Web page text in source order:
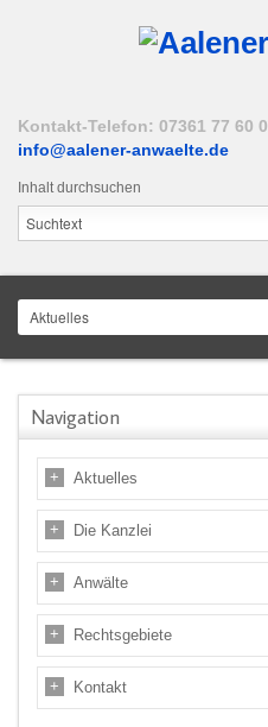
Kontakt-Telefon: 07361 77 60 0
info@aalener-anwaelte.de
Inhalt durchsuchen
Navigation
Aktuelles
Die Kanzlei
Anwälte
Rechtsgebiete
Kontakt